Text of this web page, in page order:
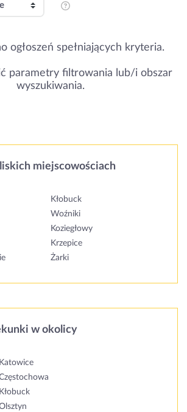
ogłoszeń spełniających kryteria.
parametry filtrowania lub/i obszar
wyszukiwania.
miejscowościach
Kłobuck
Woźniki
Koziegłowy
Krzepice
Żarki
w okolicy